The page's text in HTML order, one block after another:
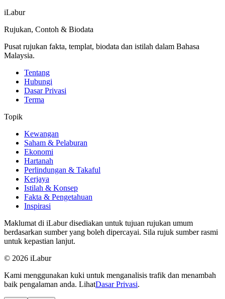
iLabur
Rujukan, Contoh & Biodata
Pusat rujukan fakta, templat, biodata dan istilah dalam Bahasa
Malaysia.
Tentang
Hubungi
Dasar Privasi
Terma
Topik
Kewangan
Saham & Pelaburan
Ekonomi
Hartanah
Perlindungan & Takaful
Kerjaya
Istilah & Konsep
Fakta & Pengetahuan
Inspirasi
Maklumat di iLabur disediakan untuk tujuan rujukan umum
berdasarkan sumber yang boleh dipercayai. Sila rujuk sumber rasmi
untuk kepastian lanjut.
© 2026 iLabur
Kami menggunakan kuki untuk menganalisis trafik dan menambah
baik pengalaman anda. LihatDasar Privasi.